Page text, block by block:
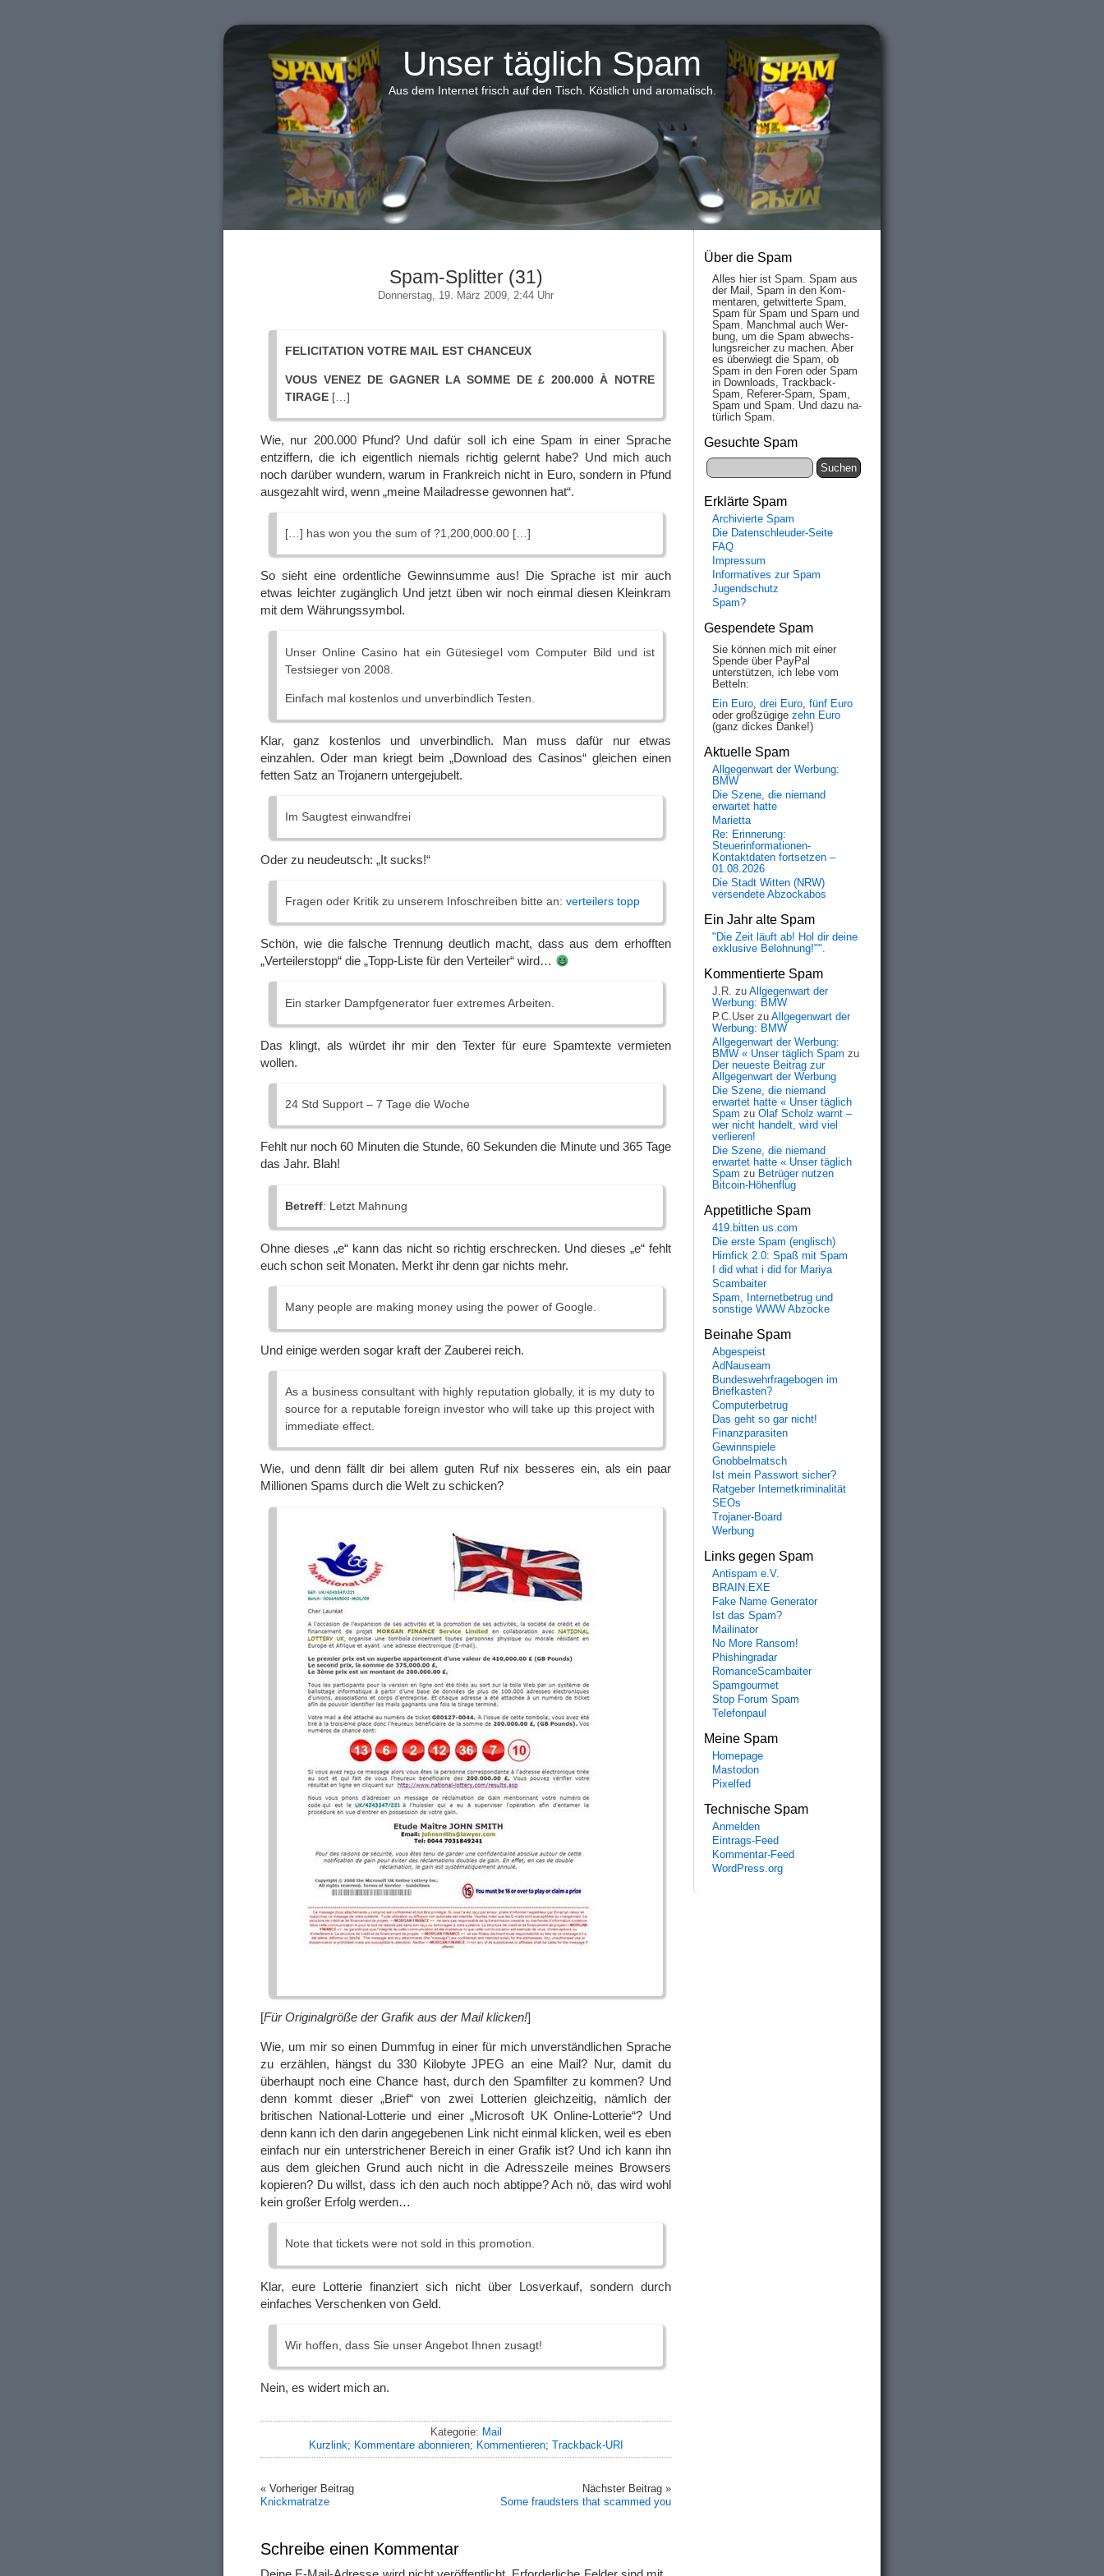
Unser täglich Spam
Aus dem Internet frisch auf den Tisch. Köstlich und aromatisch.
Spam-Splitter (31)
Donnerstag, 19. März 2009, 2:44 Uhr
FELICITATION VOTRE MAIL EST CHANCEUX
VOUS VENEZ DE GAGNER LA SOMME DE £ 200.000 À NOTRE
TIRAGE […]
Wie, nur 200.000 Pfund? Und dafür soll ich eine Spam in einer Sprache
entziffern, die ich eigentlich niemals richtig gelernt habe? Und mich auch
noch darüber wundern, warum in Frankreich nicht in Euro, sondern in Pfund
ausgezahlt wird, wenn „meine Mailadresse gewonnen hat“.
[…] has won you the sum of ?1,200,000.00 […]
So sieht eine ordentliche Gewinnsumme aus! Die Sprache ist mir auch
etwas leichter zugänglich Und jetzt üben wir noch einmal diesen Kleinkram
mit dem Währungssymbol.
Unser Online Casino hat ein Gütesiegel vom Computer Bild und ist
Testsieger von 2008.
Einfach mal kostenlos und unverbindlich Testen.
Klar, ganz kostenlos und unverbindlich. Man muss dafür nur etwas
einzahlen. Oder man kriegt beim „Download des Casinos“ gleichen einen
fetten Satz an Trojanern untergejubelt.
Im Saugtest einwandfrei
Oder zu neudeutsch: „It sucks!“
Fragen oder Kritik zu unserem Infoschreiben bitte an: verteilers topp
Schön, wie die falsche Trennung deutlich macht, dass aus dem erhofften
„Verteilerstopp“ die „Topp-Liste für den Verteiler“ wird…
Ein starker Dampfgenerator fuer extremes Arbeiten.
Das klingt, als würdet ihr mir den Texter für eure Spamtexte vermieten
wollen.
24 Std Support – 7 Tage die Woche
Fehlt nur noch 60 Minuten die Stunde, 60 Sekunden die Minute und 365 Tage
das Jahr. Blah!
Betreff: Letzt Mahnung
Ohne dieses „e“ kann das nicht so richtig erschrecken. Und dieses „e“ fehlt
euch schon seit Monaten. Merkt ihr denn gar nichts mehr.
Many people are making money using the power of Google.
Und einige werden sogar kraft der Zauberei reich.
As a business consultant with highly reputation globally, it is my duty to
source for a reputable foreign investor who will take up this project with
immediate effect.
Wie, und denn fällt dir bei allem guten Ruf nix besseres ein, als ein paar
Millionen Spams durch die Welt zu schicken?
[Für Originalgröße der Grafik aus der Mail klicken!]
Wie, um mir so einen Dummfug in einer für mich unverständlichen Sprache
zu erzählen, hängst du 330 Kilobyte JPEG an eine Mail? Nur, damit du
überhaupt noch eine Chance hast, durch den Spamfilter zu kommen? Und
denn kommt dieser „Brief“ von zwei Lotterien gleichzeitig, nämlich der
britischen National-Lotterie und einer „Microsoft UK Online-Lotterie“? Und
denn kann ich den darin angegebenen Link nicht einmal klicken, weil es eben
einfach nur ein unterstrichener Bereich in einer Grafik ist? Und ich kann ihn
aus dem gleichen Grund auch nicht in die Adresszeile meines Browsers
kopieren? Du willst, dass ich den auch noch abtippe? Ach nö, das wird wohl
kein großer Erfolg werden…
Note that tickets were not sold in this promotion.
Klar, eure Lotterie finanziert sich nicht über Losverkauf, sondern durch
einfaches Verschenken von Geld.
Wir hoffen, dass Sie unser Angebot Ihnen zusagt!
Nein, es widert mich an.
Kategorie: Mail
Kurzlink; Kommentare abonnieren; Kommentieren; Trackback-URI
« Vorheriger Beitrag
Knickmatratze
Nächster Beitrag »
Some fraudsters that scammed you
Schreibe einen Kommentar
Über die Spam
Alles hier ist Spam. Spam aus
der Mail, Spam in den Kom­
men­taren, ge­twit­ter­te Spam,
Spam für Spam und Spam und
Spam. Manch­mal auch Wer­
bung, um die Spam ab­wechs­
lungs­reich­er zu mach­en. Aber
es über­wiegt die Spam, ob
Spam in den Fo­ren oder Spam
in Down­loads, Track­back-
Spam, Re­fe­rer-Spam, Spam,
Spam und Spam. Und da­zu na­
tür­lich Spam.
Gesuchte Spam
Erklärte Spam
Archivierte Spam
Die Datenschleuder-Seite
FAQ
Impressum
Informatives zur Spam
Jugendschutz
Spam?
Gespendete Spam
Sie können mich mit einer
Spende über PayPal
unterstützen, ich lebe vom
Betteln:
Ein Euro, drei Euro, fünf Euro
oder großzügige zehn Euro
(ganz dickes Danke!)
Aktuelle Spam
Allgegenwart der Werbung:
BMW
Die Szene, die niemand
erwartet hatte
Marietta
Re: Erinnerung:
Steuerinformationen-
Kontaktdaten fortsetzen –
01.08.2026
Die Stadt Witten (NRW)
versendete Abzockabos
Ein Jahr alte Spam
"Die Zeit läuft ab! Hol dir deine
exklusive Belohnung!"".
Kommentierte Spam
J.R. zu Allgegenwart der
Werbung: BMW
P.C.User zu Allgegenwart der
Werbung: BMW
Allgegenwart der Werbung:
BMW « Unser täglich Spam zu
Der neueste Beitrag zur
Allgegenwart der Werbung
Die Szene, die niemand
erwartet hatte « Unser täglich
Spam zu Olaf Scholz warnt –
wer nicht handelt, wird viel
verlieren!
Die Szene, die niemand
erwartet hatte « Unser täglich
Spam zu Betrüger nutzen
Bitcoin-Höhenflug
Appetitliche Spam
419.bitten us.com
Die erste Spam (englisch)
Hirnfick 2.0: Spaß mit Spam
I did what i did for Mariya
Scambaiter
Spam, Internetbetrug und
sonstige WWW Abzocke
Beinahe Spam
Abgespeist
AdNauseam
Bundeswehrfragebogen im
Briefkasten?
Computerbetrug
Das geht so gar nicht!
Finanzparasiten
Gewinnspiele
Gnobbelmatsch
Ist mein Passwort sicher?
Ratgeber Internetkriminalität
SEOs
Trojaner-Board
Werbung
Links gegen Spam
Antispam e.V.
BRAIN.EXE
Fake Name Generator
Ist das Spam?
Mailinator
No More Ransom!
Phishingradar
RomanceScambaiter
Spamgourmet
Stop Forum Spam
Telefonpaul
Meine Spam
Homepage
Mastodon
Pixelfed
Technische Spam
Anmelden
Eintrags-Feed
Kommentar-Feed
WordPress.org